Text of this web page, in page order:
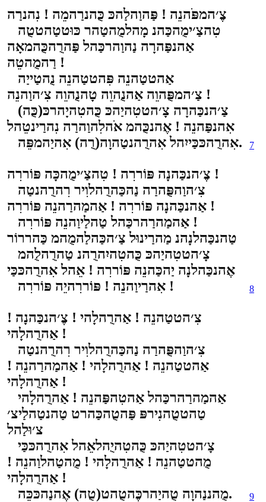
צֶ׳המפֹּהנֵה ! פַּהוַהלַהכּ כֻּהנרַהמֵה ! נִהנרַה
טִהצַ׳ימֻהכַּהנ מָהלמֻהטַהר כּוּטטַהטטֻה
אַהנפַּהרָה נַהוַהרכַּהל פַּהרֻהכֻּהמאָה
רַהמֻהטֵה !
אַהטטַהנֵה פִּהטטַהנֵה נֻהטַייַה
צַ׳המפֻּהוֵה אַהנֻהוֵה טָהנֻהוֵה צִ׳הוַהנֵה !
צַ׳הנכַּהרָה צָ׳הטטִהיַהכּ כֻּהטִהיָהרכּ(כֻּה)
אִהנפַּהנֵה ! אֶהנכֻּהמ אֹהלִהוַהרַה נִהרַינטֵהל
אִהרֻהכּכַּייִהל אִהרֻהנטַהוָה(רֻה) אִהיַהמפֵּה.
7
צֶ׳הנכַּהנָה פּוֹררִה ! טִהצַ׳ימֻהכָּה פּוֹררִה !
צִ׳הוַהפֻּהרַה נַהכַּהרֻהלוִיר רִהרֻהנטַה
אַהנכַּהנָה פּוֹררִה ! אַהמַהרַהנֵה פּוֹררִה !
אַהמַהרַהרכַּהל טַהלַיוַהנֵה פּוֹררִה !
טַהנכַּהלנָהנ מַהרַינוּל צַ׳הכַּהלַהמֻהמ כַּהררוֹר
צָ׳הטטִהיַהכּ כֻּהטִהיִהרֻהנ טַהרֻהלֻהמ
אֶהנכַּהלנָה יַהכַּהנֵה פּוֹררִה ! אֵהל אִהרֻהכּכַּי
אִהרַיוַהנֵה ! פּוֹררִהיֵה פּוֹררִה !
8
צִ׳הטטַהנֵה ! אַהרֻהלָהי ! צֶ׳הנכַּהנָה !
אַהרֻהלָהי !
צִ׳הוַהפֻּהרַה נַהכַּהרֻהלוִיר רִהרֻהנטַה
אַהטטַהנֵה ! אַהרֻהלָהי ! אַהמַהרַהנֵה !
אַהרֻהלָהי !
אַהמַהרַהרכַּהל אַהטִהפַּהנֵה ! אַהרֻהלָהי
טַהטטֻהנִירפּ פַּהטֻהכַּהרט טַהנטַהלַיצ׳
צ׳וּלַהל
צָ׳הטטִהיַהכּ כֻּהטִהיֻהלאֵהל אִהרֻהכּכַּי
מֻהטטַהנֵה ! אַהרֻהלָהי ! מֻהטַהלוַהנֵה !
אַהרֻהלָהי !
מֻהננַהוָה טֻהיַהרכֶּהטֻהט(טֻה) אֶהנַהכּכֵּה.
9